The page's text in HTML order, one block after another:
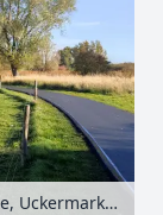
Rinder auf einer Weide am Unteruckersee, Uckermark, Brandenburg, Deutschland